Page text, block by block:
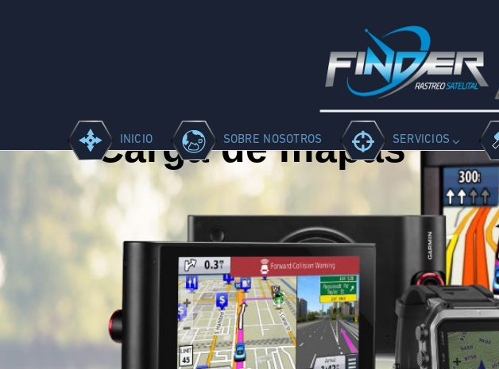
INICIO SOBRE NOSOTROS SERVICIOS
Carga de mapas